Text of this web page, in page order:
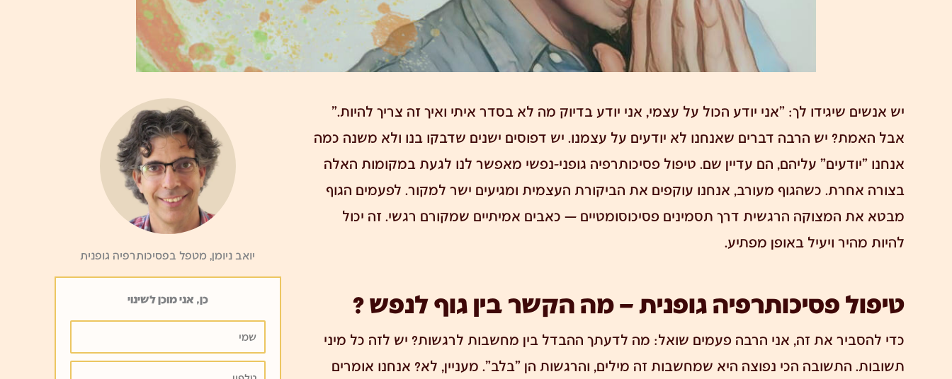
יש אנשים שיגידו לך: "אני יודע הכול על עצמי, אני יודע בדיוק מה לא בסדר איתי ואיך זה צריך להיות."
אבל האמת? יש הרבה דברים שאנחנו לא יודעים על עצמנו. יש דפוסים ישנים שדבקו בנו ולא משנה כמה
אנחנו "יודעים" עליהם, הם עדיין שם. טיפול פסיכותרפיה גופני-נפשי מאפשר לנו לגעת במקומות האלה
בצורה אחרת. כשהגוף מעורב, אנחנו עוקפים את הביקורת העצמית ומגיעים ישר למקור. לפעמים הגוף
מבטא את המצוקה הרגשית דרך תסמינים פסיכוסומטיים — כאבים אמיתיים שמקורם רגשי. זה יכול
להיות מהיר ויעיל באופן מפתיע.
טיפול פסיכותרפיה גופנית – מה הקשר בין גוף לנפש ?
כדי להסביר את זה, אני הרבה פעמים שואל: מה לדעתך ההבדל בין מחשבות לרגשות? יש לזה כל מיני
תשובות. התשובה הכי נפוצה היא שמחשבות זה מילים, והרגשות הן "בלב". מעניין, לא? אנחנו אומרים
יואב ניומן, מטפל בפסיכותרפיה גופנית
כן, אני מוכן לשינוי